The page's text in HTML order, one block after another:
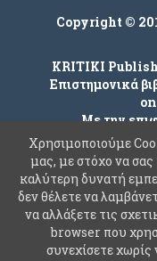
Copyright ©
KRITIKI
Επιστημονικά
Με την
Πολιτική
Χρησιμοποιούμε
μας, με στόχο να
καλύτερη δυνατή
δεν θέλετε να
να αλλάξετε τις
browser που
συνεχίσετε χωρίς